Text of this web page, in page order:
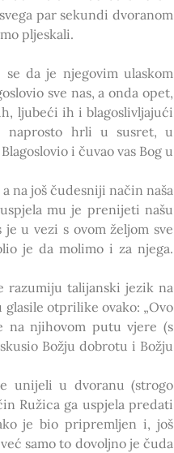
par sekundi dvoranom
pljeskali.
da je njegovim ulaskom
sve nas, a onda opet,
ljubeći ih i blagoslivljajući
naprosto hrli u susret, u
i čuvao vas Bog u
na još čudesniji način naša
mu je prenijeti našu
u vezi s ovom željom sve
je da molimo i za njega.
razumiju talijanski jezik na
otprilike ovako: „Ovo
na njihovom putu vjere (s
Božju dobrotu i Božju
unijeli u dvoranu (strogo
Ružica ga uspjela predati
je bio pripremljen i, još
samo to dovoljno je čuda